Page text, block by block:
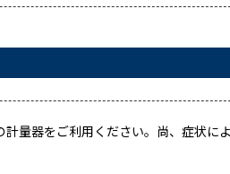
量器をご利用ください。尚、症状に